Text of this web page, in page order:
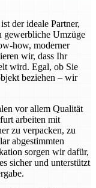
der ideale Partner,
gewerbliche Umzüge
how, moderner
wir, dass Ihr
wird. Egal, ob Sie
beziehen – wir
vor allem Qualität
arbeiten mit
zu verpacken, zu
abgestimmten
sorgen wir dafür,
sicher und unterstützt